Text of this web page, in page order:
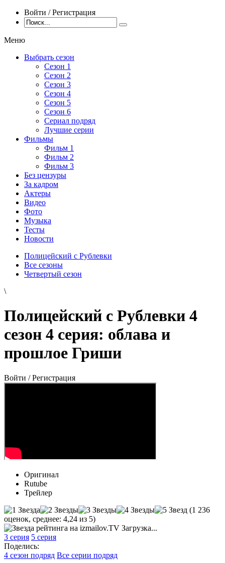
Войти / Регистрация
Меню
Выбрать сезон
Сезон 1
Сезон 2
Сезон 3
Сезон 4
Сезон 5
Сезон 6
Сериал подряд
Лучшие серии
Фильмы
Фильм 1
Фильм 2
Фильм 3
Без цензуры
За кадром
Актеры
Видео
Фото
Музыка
Тесты
Новости
Полицейский с Рублевки
Все сезоны
Четвертый сезон
\
Полицейский с Рублевки 4
сезон 4 серия: облава и
прошлое Гриши
Войти / Регистрация
Оригинал
Rutube
Трейлер
(1 236
оценок, среднее: 4,24 из 5)
Загрузка...
3 серия 5 серия
Поделись:
4 сезон подряд Все серии подряд